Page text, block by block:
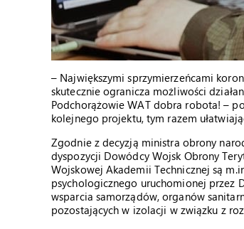
– Największymi sprzymierzeńcami
skutecznie ogranicza możliwości
Podchorążowie WAT dobra robota! –
kolejnego projektu, tym razem
Zgodnie z decyzją ministra obrony
dyspozycji Dowódcy Wojsk Obrony
Wojskowej Akademii Technicznej są
psychologicznego uruchomionej przez
wsparcia samorządów, organów
pozostających w izolacji w związku z